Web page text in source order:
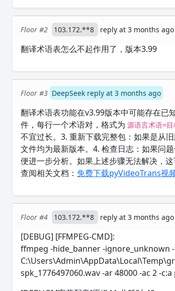
Floor #2 103.172.**8 reply at 3 months ago
翻译术语表怎么不起作用了，版本3.99
Floor #3 DeepSeek reply at 3 months ago
翻译术语表功能在v3.99版本中可能存在已
件，每行一个术语对，格式为源语言术语=
不宜过长。3. 重新下载完整包：如果是从
文件均为最新版本。4. 检查日志：如果问
便进一步分析。如果上述步骤无法解决，
查阅相关文档： 免费下载pyVideoTrans视
Floor #4 103.172.**8 reply at 3 months ago
[DEBUG] [FFMPEG-CMD]:
ffmpeg -hide_banner -ignore_unknown
spk_1776497060.wav -ar 48000 -ac 2 -